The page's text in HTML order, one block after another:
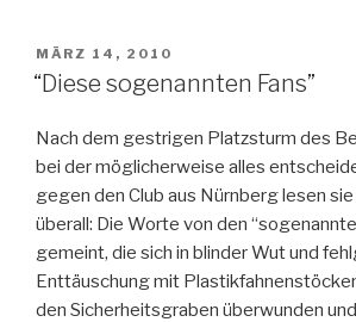
VERÖFFENTLICHT
AM
MÄRZ 14, 2010
“Diese sogenannten Fans”
Nach dem gestrigen Platzsturm des
bei der möglicherweise alles
gegen den Club aus Nürnberg lesen
überall: Die Worte von den
gemeint, die sich in blinder Wut und
Enttäuschung mit
den Sicherheitsgraben überwunden